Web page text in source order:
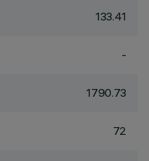
133.41
-
1790.73
72